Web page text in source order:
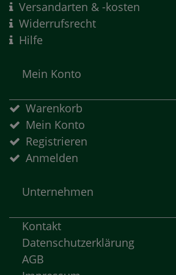
Versandarten & -kosten
Widerrufsrecht
Hilfe
Mein Konto
Warenkorb
Mein Konto
Registrieren
Anmelden
Unternehmen
Kontakt
Datenschutzerklärung
AGB